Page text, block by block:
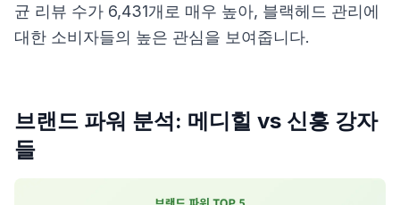
균 리뷰 수가 6,431개로 매우 높아, 블랙헤드 관리에
대한 소비자들의 높은 관심을 보여줍니다.
브랜드 파워 분석: 메디힐 vs 신흥 강자
들